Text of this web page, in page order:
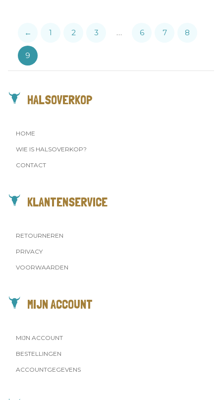
← 1 2 3 … 6 7 8
9
HALSOVERKOP
HOME
WIE IS HALSOVERKOP?
CONTACT
KLANTENSERVICE
RETOURNEREN
PRIVACY
VOORWAARDEN
MIJN ACCOUNT
MIJN ACCOUNT
BESTELLINGEN
ACCOUNTGEGEVENS